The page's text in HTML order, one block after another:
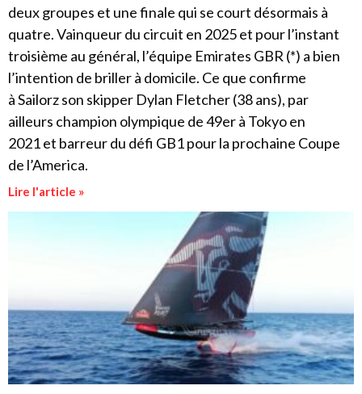
deux groupes et une finale qui se court désormais à
quatre. Vainqueur du circuit en 2025 et pour l’instant
troisième au général, l’équipe Emirates GBR (*) a bien
l’intention de briller à domicile. Ce que confirme
à Sailorz son skipper Dylan Fletcher (38 ans), par
ailleurs champion olympique de 49er à Tokyo en
2021 et barreur du défi GB1 pour la prochaine Coupe
de l’America.
Lire l'article »